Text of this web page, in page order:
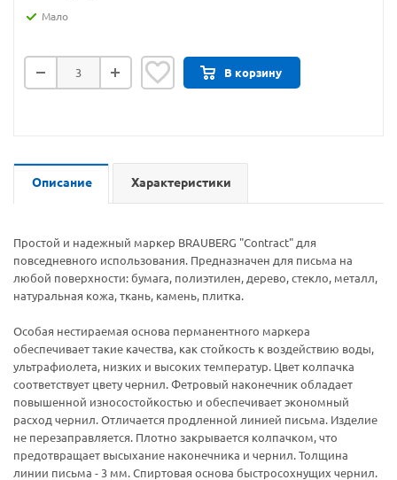
Мало
В корзину
Описание Характеристики
Простой и надежный маркер BRAUBERG "Contract" для
повседневного использования. Предназначен для письма на
любой поверхности: бумага, полиэтилен, дерево, стекло, металл,
натуральная кожа, ткань, камень, плитка.
Особая нестираемая основа перманентного маркера
обеспечивает такие качества, как стойкость к воздействию воды,
ультрафиолета, низких и высоких температур. Цвет колпачка
соответствует цвету чернил. Фетровый наконечник обладает
повышенной износостойкостью и обеспечивает экономный
расход чернил. Отличается продленной линией письма. Изделие
не перезаправляется. Плотно закрывается колпачком, что
предотвращает высыхание наконечника и чернил. Толщина
линии письма - 3 мм. Спиртовая основа быстросохнущих чернил.